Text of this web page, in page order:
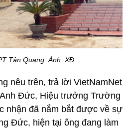
Tân Quang. Ảnh: XĐ
nêu trên, trả lời VietNamNet
Đức, Hiệu trưởng Trường
nhận đã nắm bắt được về sự
Đức, hiện tại ông đang làm